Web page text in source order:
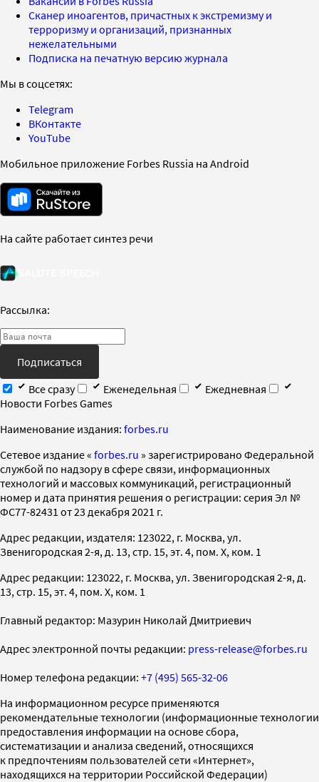
Сканер иноагентов, причастных к экстремизму и
терроризму и организаций, признанных
нежелательными
Подписка на печатную версию журнала
Мы в соцсетях:
Telegram
ВКонтакте
YouTube
Мобильное приложение Forbes Russia на Android
На сайте работает синтез речи
Рассылка:
Подписаться
Все сразу
Еженедельная
Ежедневная
Новости Forbes Games
Наименование издания: forbes.ru
Cетевое издание « forbes.ru » зарегистрировано Федеральной
службой по надзору в сфере связи, информационных
технологий и массовых коммуникаций, регистрационный
номер и дата принятия решения о регистрации: серия Эл №
ФС77-82431 от 23 декабря 2021 г.
Адрес редакции, издателя: 123022, г. Москва, ул.
Звенигородская 2-я, д. 13, стр. 15, эт. 4, пом. X, ком. 1
Адрес редакции: 123022, г. Москва, ул. Звенигородская 2-я, д.
13, стр. 15, эт. 4, пом. X, ком. 1
Главный редактор: Мазурин Николай Дмитриевич
Адрес электронной почты редакции: press-release@forbes.ru
Номер телефона редакции: +7 (495) 565-32-06
На информационном ресурсе применяются
рекомендательные технологии (информационные технологии
предоставления информации на основе сбора,
систематизации и анализа сведений, относящихся
к предпочтениям пользователей сети «Интернет»,
находящихся на территории Российской Федерации)